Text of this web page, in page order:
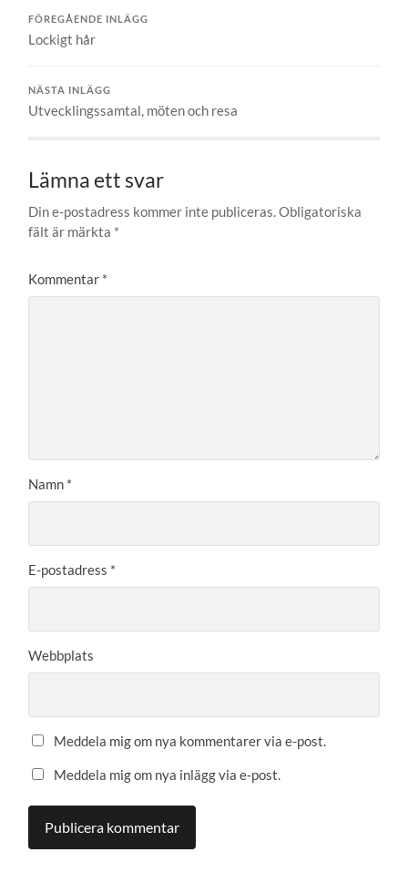
FÖREGÅENDE INLÄGG
Lockigt hår
NÄSTA INLÄGG
Utvecklingssamtal, möten och resa
Lämna ett svar
Din e-postadress kommer inte publiceras.Obligatoriska
fält är märkta *
Kommentar *
Namn *
E-postadress *
Webbplats
Meddela mig om nya kommentarer via e-post.
Meddela mig om nya inlägg via e-post.